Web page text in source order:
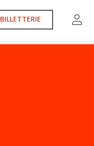
BILLETTERIE